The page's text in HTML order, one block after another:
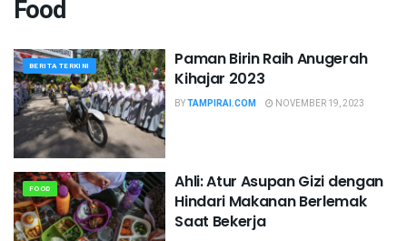
Food
BERITA TERKINI
Paman Birin Raih Anugerah
Kihajar 2023
BYTAMPIRAI.COM NOVEMBER 19, 2023
FOOD
Ahli: Atur Asupan Gizi dengan
Hindari Makanan Berlemak
Saat Bekerja